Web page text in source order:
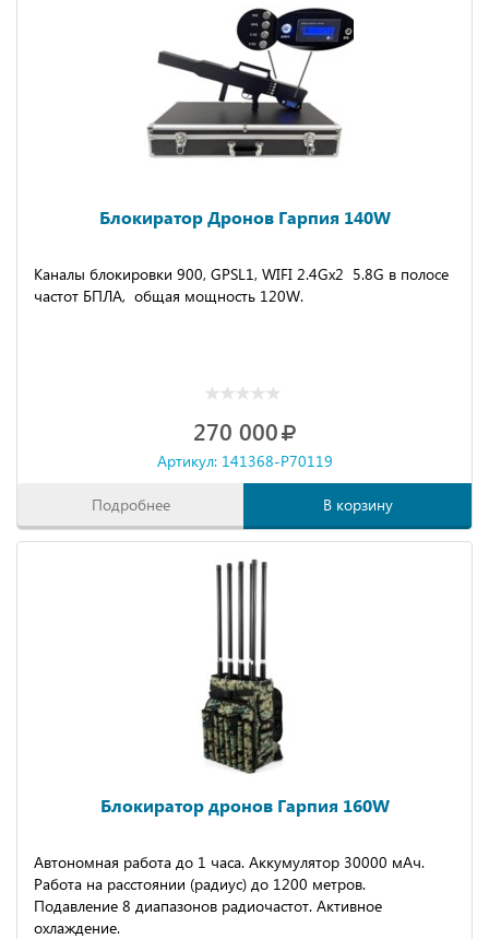
Блокиратор Дронов Гарпия 140W
Каналы блокировки 900, GPSL1, WIFI 2.4Gх2 5.8G в полосе
частот БПЛА, общая мощность 120W.
270 000
Артикул: 141368-P70119
Подробнее В корзину
Блокиратор дронов Гарпия 160W
Автономная работа до 1 часа. Аккумулятор 30000 мАч.
Работа на расстоянии (радиус) до 1200 метров.
Подавление 8 диапазонов радиочастот. Активное
охлаждение.